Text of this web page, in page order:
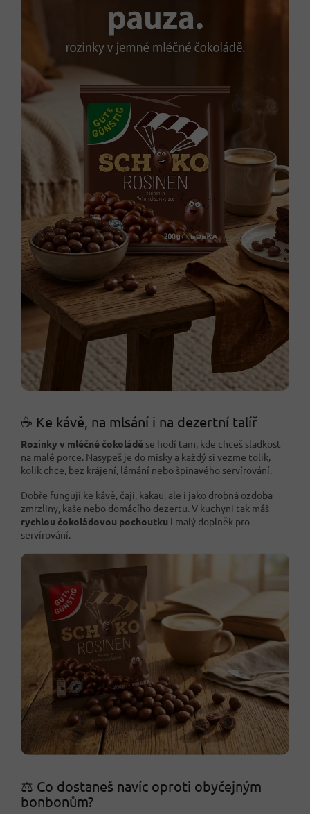
☕ Ke kávě, na mlsání i na dezertní talíř
Rozinky v mléčné čokoládě se hodí tam, kde chceš sladkost
na malé porce. Nasypeš je do misky a každý si vezme tolik,
kolik chce, bez krájení, lámání nebo špinavého servírování.
Dobře fungují ke kávě, čaji, kakau, ale i jako drobná ozdoba
zmrzliny, kaše nebo domácího dezertu. V kuchyni tak máš
rychlou čokoládovou pochoutku i malý doplněk pro
servírování.
⚖️ Co dostaneš navíc oproti obyčejným
bonbonům?